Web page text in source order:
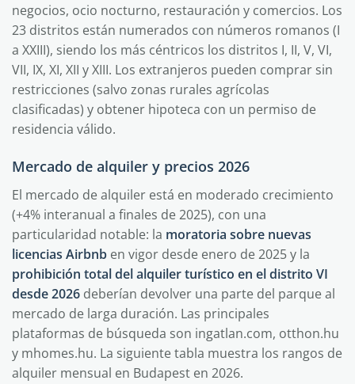
negocios, ocio nocturno, restauración y comercios. Los
23 distritos están numerados con números romanos (I
a XXIII), siendo los más céntricos los distritos I, II, V, VI,
VII, IX, XI, XII y XIII. Los extranjeros pueden comprar sin
restricciones (salvo zonas rurales agrícolas
clasificadas) y obtener hipoteca con un permiso de
residencia válido.
Mercado de alquiler y precios 2026
El mercado de alquiler está en moderado crecimiento
(+4% interanual a finales de 2025), con una
particularidad notable: la moratoria sobre nuevas
licencias Airbnb en vigor desde enero de 2025 y la
prohibición total del alquiler turístico en el distrito VI
desde 2026 deberían devolver una parte del parque al
mercado de larga duración. Las principales
plataformas de búsqueda son ingatlan.com, otthon.hu
y mhomes.hu. La siguiente tabla muestra los rangos de
alquiler mensual en Budapest en 2026.